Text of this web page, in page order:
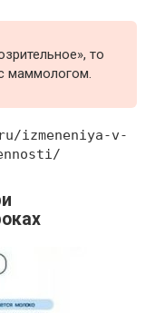
то
маммологом.
izmeneniya-v-